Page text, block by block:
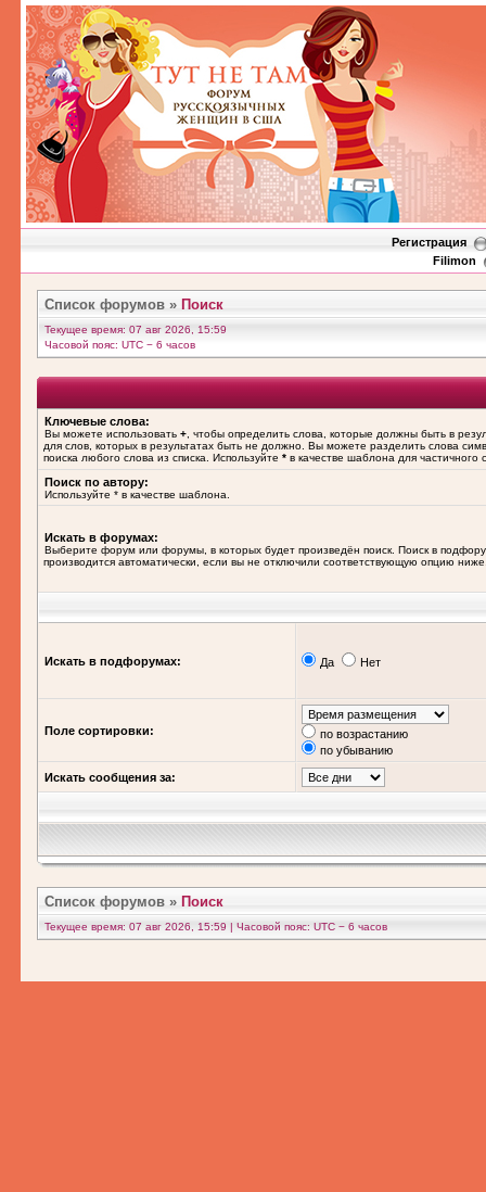
Регистрация
Filimon
Список форумов » Поиск
Текущее время: 07 авг 2026, 15:59
Часовой пояс: UTC − 6 часов
Ключевые слова:
Вы можете использовать + , чтобы определить слова, которые должны быть в
для слов, которых в результатах быть не должно. Вы можете разделить слова
поиска любого слова из списка. Используйте * в качестве шаблона для частичного
Поиск по автору:
Используйте * в качестве шаблона.
Искать в форумах:
Выберите форум или форумы, в которых будет произведён поиск. Поиск в
производится автоматически, если вы не отключили соответствующую опцию
Искать в подфорумах: Да Нет
Поле сортировки:
по возрастанию
по убыванию
Искать сообщения за:
Список форумов » Поиск
Текущее время: 07 авг 2026, 15:59 | Часовой пояс: UTC − 6 часов